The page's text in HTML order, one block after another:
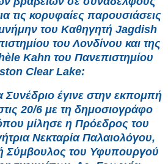
τις κορυφαίες παρουσιάσεις
του Καθηγητή Jagdish
του Λονδίνου και της
Kahn του Πανεπιστημίου
Clear Lake:
Συνέδριο έγινε στην εκπομπή
20/6 με τη δημοσιογράφο
μίλησε η Πρόεδρος του
Νεκταρία Παλαιολόγου,
Σύμβουλος του Υφυπουργού